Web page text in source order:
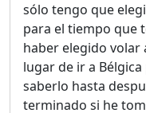
sólo tengo que
para el tiempo que
haber elegido volar
lugar de ir a
saberlo hasta
terminado si he